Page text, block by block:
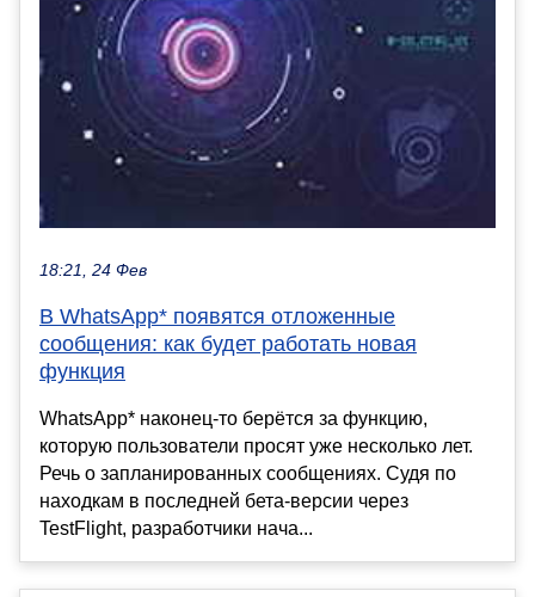
18:21, 24 Фев
В WhatsApp* появятся отложенные
сообщения: как будет работать новая
функция
WhatsApp* наконец-то берётся за функцию,
которую пользователи просят уже несколько лет.
Речь о запланированных сообщениях. Судя по
находкам в последней бета-версии через
TestFlight, разработчики нача...